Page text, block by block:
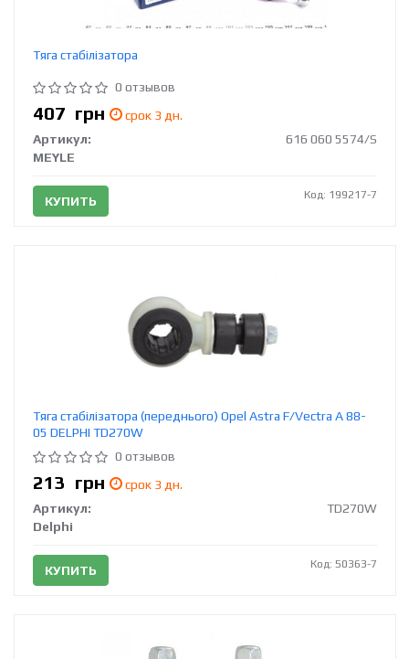
Тяга стабілізатора
0 отзывов
407 грн
срок 3 дн.
Артикул:
616 060 5574/S
MEYLE
КУПИТЬ Код: 199217-7
Тяга стабілізатора (переднього) Opel Astra F/Vectra A 88-
05 DELPHI TD270W
0 отзывов
213 грн
срок 3 дн.
Артикул:
TD270W
Delphi
КУПИТЬ Код: 50363-7